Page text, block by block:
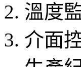
溫度
介面